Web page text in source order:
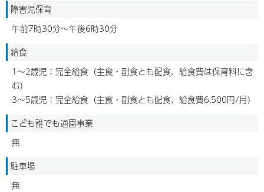
障害児保育
午前7時30分～午後6時30分
給食
1～2歳児：完全給食（主食・副食とも配食、給食費は保育料に含
む）
3～5歳児：完全給食（主食・副食とも配食、給食費6,500円/月)
こども誰でも通園事業
無
駐車場
無